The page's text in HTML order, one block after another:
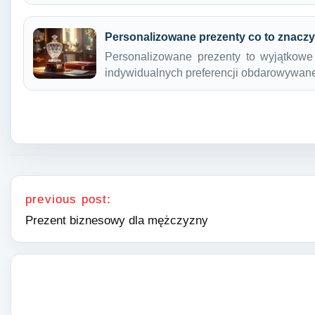
Personalizowane prezenty co to
Personalizowane prezenty to
indywidualnych preferencji
Nawigacja wpisu
previous post:
Prezent biznesowy dla mężczyzny